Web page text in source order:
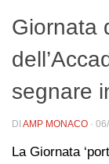
Giornata
segnare
DI AMP MONACO ·
La Giornata